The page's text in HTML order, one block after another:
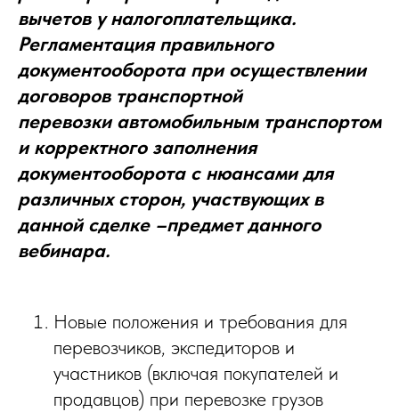
вычетов у налогоплательщика.
Регламентация правильного
документооборота при осуществлении
договоров транспортной
перевозки автомобильным транспортом
и корректного заполнения
документооборота с нюансами для
различных сторон, участвующих в
данной сделке –предмет данного
вебинара.
Новые положения и требования для
перевозчиков, экспедиторов и
участников (включая покупателей и
продавцов) при перевозке грузов